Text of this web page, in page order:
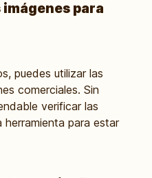
para
puedes utilizar las
comerciales. Sin
verificar las
para estar